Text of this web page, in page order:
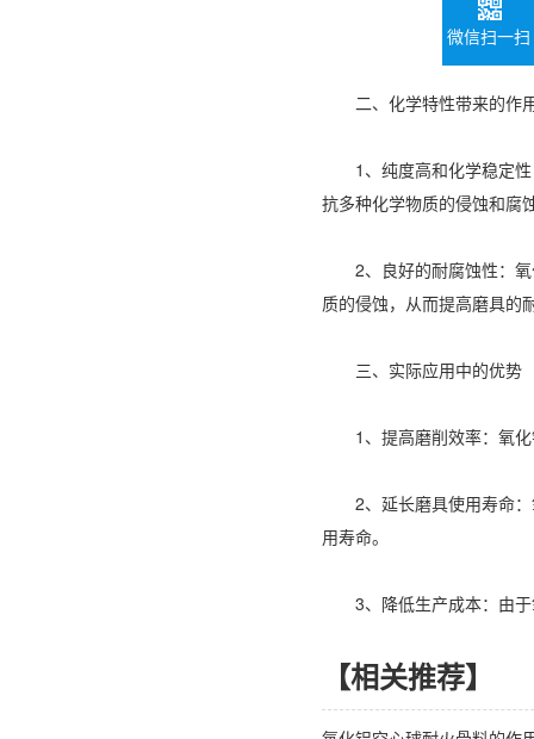
二、化学特性带来的作
1、纯度高和化学稳定性
抗多种化学物质的侵蚀和腐
2、良好的耐腐蚀性：氧
质的侵蚀，从而提高磨具的
三、实际应用中的优势
1、提高磨削效率：氧化
2、延长磨具使用寿命：
用寿命。
3、降低生产成本：由于
【相关推荐】
微信扫一扫